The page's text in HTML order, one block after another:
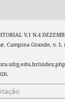
V.1 N.4
, Campina Grande, v. 1,